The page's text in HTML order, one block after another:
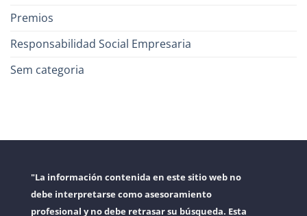
Premios
Responsabilidad Social Empresaria
Sem categoria
"La información contenida en este sitio web no
debe interpretarse como asesoramiento
profesional y no debe retrasar su búsqueda. Esta